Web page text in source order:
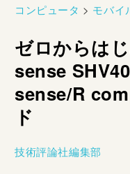
コンピュータ > モバイ
ゼロからは
sense
sense/R
ド
技術評論社編集部